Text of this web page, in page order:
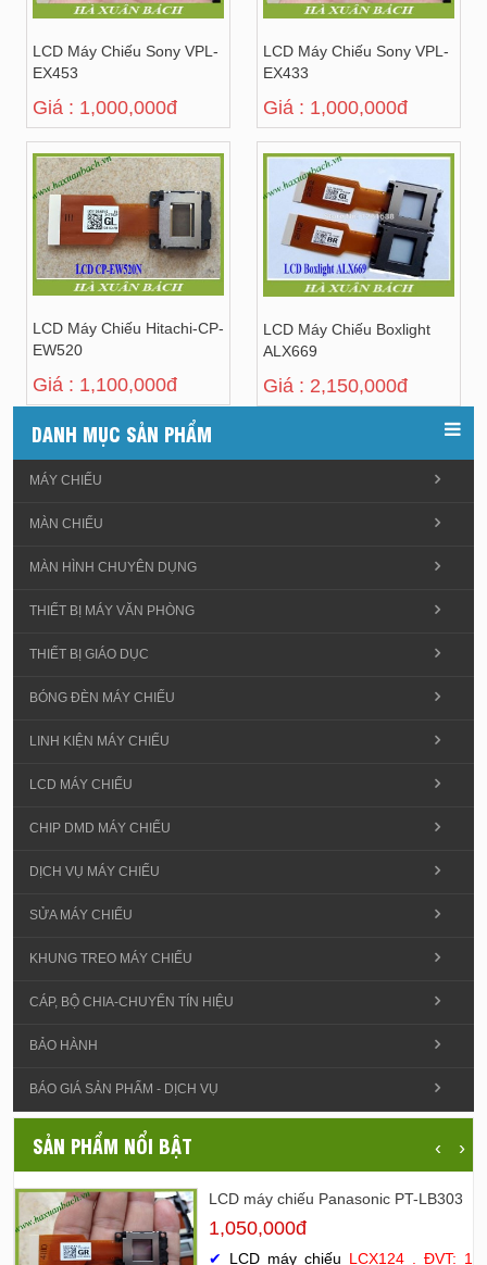
LCD Máy Chiếu Sony VPL-
EX453
Giá : 1,000,000đ
LCD Máy Chiếu Sony VPL-
EX433
Giá : 1,000,000đ
LCD Máy Chiếu Hitachi-CP-
EW520
Giá : 1,100,000đ
LCD Máy Chiếu Boxlight
ALX669
Giá : 2,150,000đ
DANH MỤC SẢN PHẨM
MÁY CHIẾU
MÀN CHIẾU
MÀN HÌNH CHUYÊN DỤNG
THIẾT BỊ MÁY VĂN PHÒNG
THIẾT BỊ GIÁO DỤC
BÓNG ĐÈN MÁY CHIẾU
LINH KIỆN MÁY CHIẾU
LCD MÁY CHIẾU
CHIP DMD MÁY CHIẾU
DỊCH VỤ MÁY CHIẾU
SỬA MÁY CHIẾU
KHUNG TREO MÁY CHIẾU
CÁP, BỘ CHIA-CHUYỂN TÍN HIỆU
BẢO HÀNH
BÁO GIÁ SẢN PHẨM - DỊCH VỤ
SẢN PHẨM NỔI BẬT ‹ ›
LCD máy chiếu Panasonic PT-LB303
1,050,000đ
✔ LCD máy chiếu LCX124 . ĐVT: 1